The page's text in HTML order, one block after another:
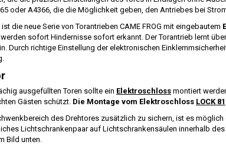
oder A4366, die die Möglichkeit geben, den Antriebes bei
die neue Serie von Torantrieben CAME FROG mit eingebautem
sofort Hindernisse sofort erkannt. Der Torantrieb lernt
Durch richtige Einstellung der elektronischen
ausgefüllten Toren sollte ein Elektroschloss montiert
Gästen schützt. Die Montage vom Elektroschloss LOCK 81
des Drehtores zusätzlich zu sichern, ist es
Lichtschrankenpaar auf Lichtschrankensäulen innerhalb
Bild unten.